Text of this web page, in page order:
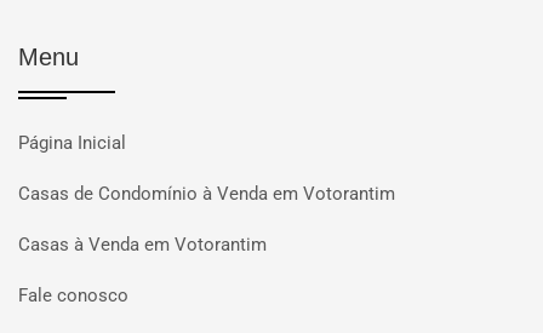
Menu
Página Inicial
Casas de Condomínio à Venda em Votorantim
Casas à Venda em Votorantim
Fale conosco